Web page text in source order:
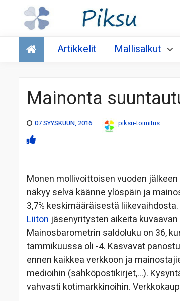
Talous
Artikkelit Mallisalkut
Mainonta
07 SYYSKUUN, 2016 piksu-toimitus
Monen mollivoittoisen vuoden
näkyy selvä käänne ylöspäin ja
3,7% keskimääräisestä liikevaihdosta.
Liiton jäsenyritysten aikeita kuvaavan
Mainosbarometrin saldoluku on 36,
tammikuussa oli -4. Kasvavat
ennen kaikkea verkkoon ja
medioihin (sähköpostikirjet,…).
vahvasti kotimarkkinoihin.